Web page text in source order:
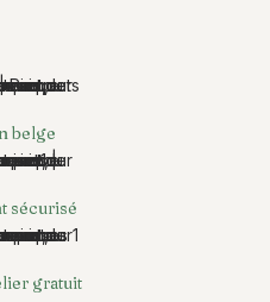
belge
sécurisé
gratuit